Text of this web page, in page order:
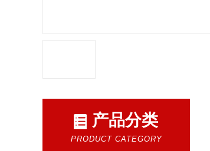
产品分类
PRODUCT CATEGORY